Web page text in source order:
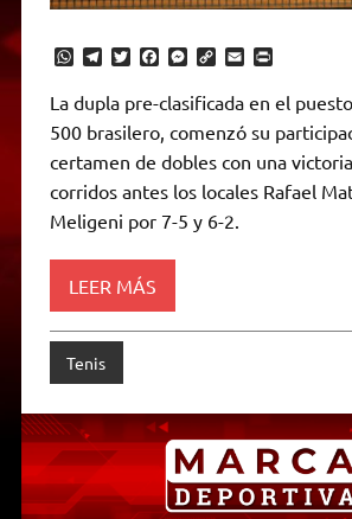
W
a
t
s
A
p
p
T
e
g
a
m
T
t
t
r
F
e
b
o
o
k
M
s
s
e
n
g
e
C
y
L
n
k
E
i
l
P
n
t
F
r
i
La dupla pre-clasificada en el
500 brasilero, comenzó su
certamen de dobles con una
corridos antes los locales Rafael
Meligeni por 7-5 y 6-2.
LEER MÁS
Tenis